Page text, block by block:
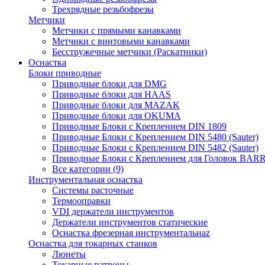
Трехрядные резьбофрезы
Метчики
Метчики с прямыми канавками
Метчики с винтовыми канавками
Бесстружечные метчики (Раскатники)
Оснастка
Блоки приводные
Приводные блоки для DMG
Приводные блоки для HAAS
Приводные блоки для MAZAK
Приводные блоки для OKUMA
Приводные Блоки с Креплением DIN 1809
Приводные Блоки с Креплением DIN 5480 (Sauter)
Приводные Блоки с Креплением DIN 5482 (Sauter)
Приводные Блоки с Креплением для Головок
Все категории (9)
Инструментальная оснастка
Системы расточные
Термооправки
VDI держатели инструментов
Держатели инструментов статические
Оснастка фрезерная инструментальнаz
Оснастка для токарных станков
Люнеты